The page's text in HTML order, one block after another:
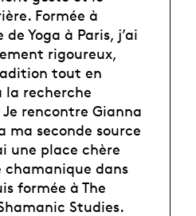
Formée à
de Yoga à Paris, j’ai
rigoureux,
tout en
recherche
rencontre Gianna
ma seconde source
une place chère
dans
formée à The
Studies.